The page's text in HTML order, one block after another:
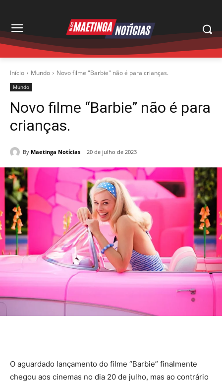
Início Mundo Novo filme "Barbie" não é para crianças.
Mundo
Novo filme “Barbie” não é para
crianças.
By Maetinga Notícias 20 de julho de 2023
O aguardado lançamento do filme “Barbie” finalmente
chegou aos cinemas no dia 20 de julho, mas ao contrário